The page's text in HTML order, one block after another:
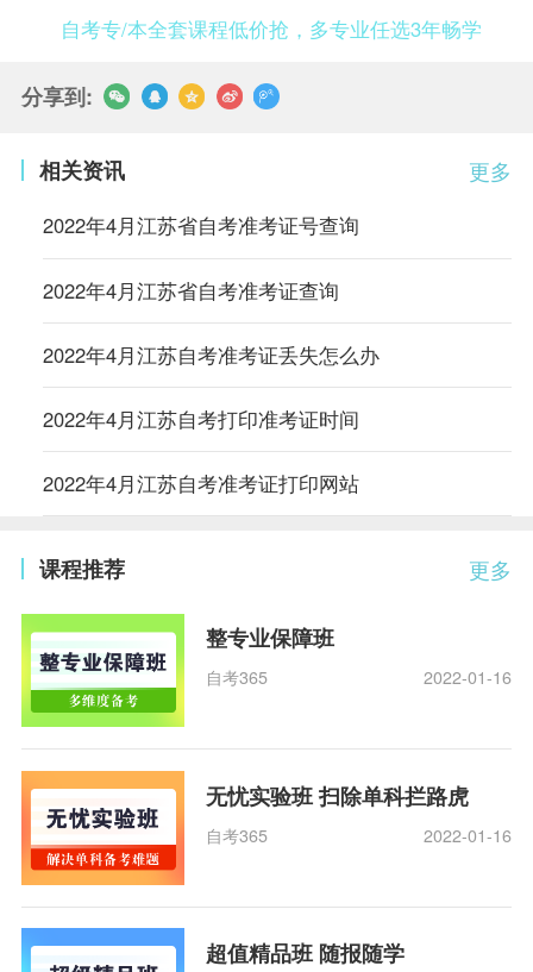
自考专/本全套课程低价抢，多专业任选3年畅学
分享到:
更多
相关资讯
2022年4月江苏省自考准考证号查询
2022年4月江苏省自考准考证查询
2022年4月江苏自考准考证丢失怎么办
2022年4月江苏自考打印准考证时间
2022年4月江苏自考准考证打印网站
更多
课程推荐
整专业保障班
自考365 2022-01-16
无忧实验班 扫除单科拦路虎
自考365 2022-01-16
超值精品班 随报随学